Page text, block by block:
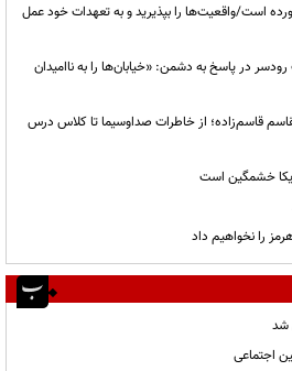
است/واقعیت‌ها را بپذیرید و به تعهدات خود عمل
در پاسخ به دشمن: «خیابان‌ها را به ناامیدان
قاسم‌زاده؛ از خاطرات صداوسیما تا کلاس درس
خشمگین است
را نخواهیم داد
شد
اجتماعی